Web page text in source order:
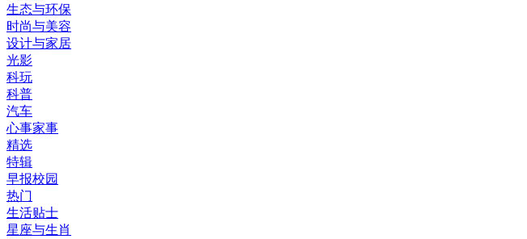
生态与环保
时尚与美容
设计与家居
光影
科玩
科普
汽车
心事家事
精选
特辑
早报校园
热门
生活贴士
星座与生肖